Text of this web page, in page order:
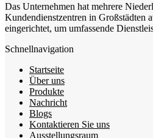
Das Unternehmen hat mehrere
Kundendienstzentren in Großstädten
eingerichtet, um umfassende
Schnellnavigation
Startseite
Über uns
Produkte
Nachricht
Blogs
Kontaktieren Sie uns
Ausstellungsraum